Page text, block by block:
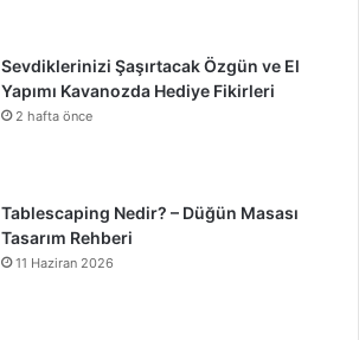
Sevdiklerinizi Şaşırtacak Özgün ve El
Yapımı Kavanozda Hediye Fikirleri
2 hafta önce
Tablescaping Nedir? – Düğün Masası
Tasarım Rehberi
11 Haziran 2026